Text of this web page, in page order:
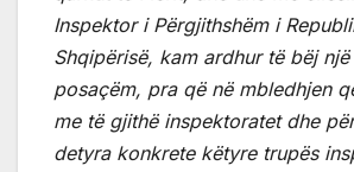
Inspektor i Përgjithshëm i
Shqipërisë, kam ardhur të bëj
posaçëm, pra që në mbledhjen
me të gjithë inspektoratet dhe
detyra konkrete këtyre trupës